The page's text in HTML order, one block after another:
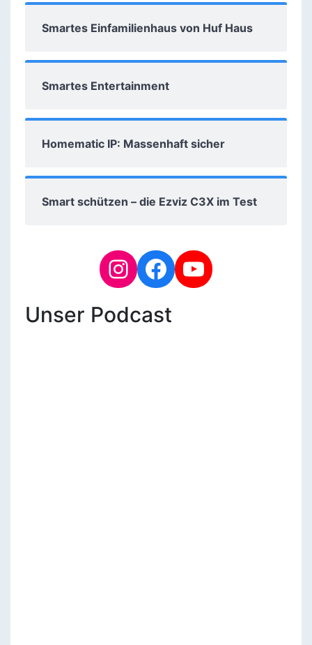
Smartes Einfamilienhaus von Huf Haus
Smartes Entertainment
Homematic IP: Massenhaft sicher
Smart schützen – die Ezviz C3X im Test
Unser Podcast